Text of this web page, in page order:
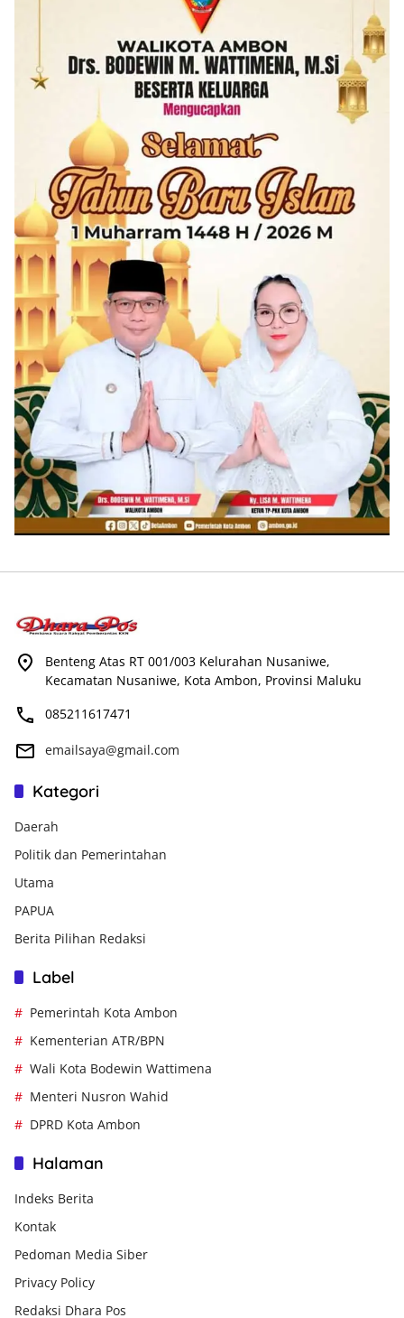
Benteng Atas RT 001/003 Kelurahan Nusaniwe,
Kecamatan Nusaniwe, Kota Ambon, Provinsi Maluku
085211617471
emailsaya@gmail.com
Kategori
Daerah
Politik dan Pemerintahan
Utama
PAPUA
Berita Pilihan Redaksi
Label
Pemerintah Kota Ambon
Kementerian ATR/BPN
Wali Kota Bodewin Wattimena
Menteri Nusron Wahid
DPRD Kota Ambon
Halaman
Indeks Berita
Kontak
Pedoman Media Siber
Privacy Policy
Redaksi Dhara Pos